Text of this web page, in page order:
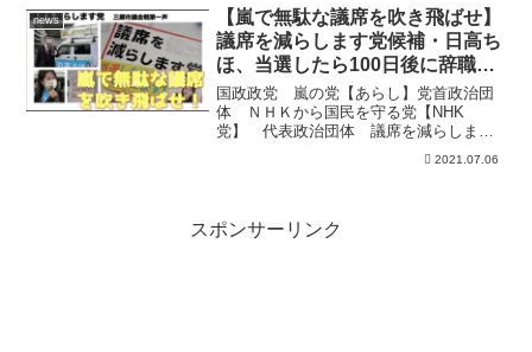
人気 最新動画#最新！裏芸能ニュース速
報...
news
【嵐で無駄な議席を吹き飛ばせ】
議席を減らします党候補・日高ち
ほ、当選したら100日後に辞職を
する宣誓！
国政政党 嵐の党【あらし】党首政治団
体 ＮＨＫから国民を守る党【NHK
党】 代表政治団体 議席を減らします
党 代表立花孝志ひとり放送局株式会
社 代表取締役である立花孝志のチャン
2021.07.06
スポンサーリンク